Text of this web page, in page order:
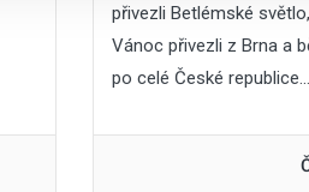
přivezli Betlémské
Vánoc přivezli z Brna a
po celé České republice...